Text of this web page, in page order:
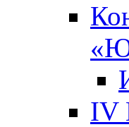
IV